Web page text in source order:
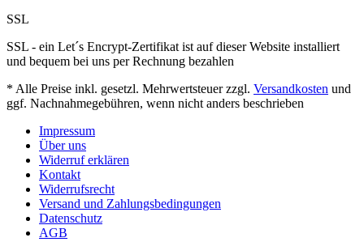
SSL
SSL - ein Let´s Encrypt-Zertifikat ist auf dieser Website installiert
und bequem bei uns per Rechnung bezahlen
* Alle Preise inkl. gesetzl. Mehrwertsteuer zzgl. Versandkosten und
ggf. Nachnahmegebühren, wenn nicht anders beschrieben
Impressum
Über uns
Widerruf erklären
Kontakt
Widerrufsrecht
Versand und Zahlungsbedingungen
Datenschutz
AGB